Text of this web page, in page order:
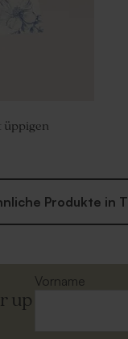
üppigen
Produkte in
up
Vorname